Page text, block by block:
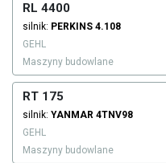
RL 4400
silnik: PERKINS 4.108
GEHL
Maszyny budowlane
RT 175
silnik: YANMAR 4TNV98
GEHL
Maszyny budowlane